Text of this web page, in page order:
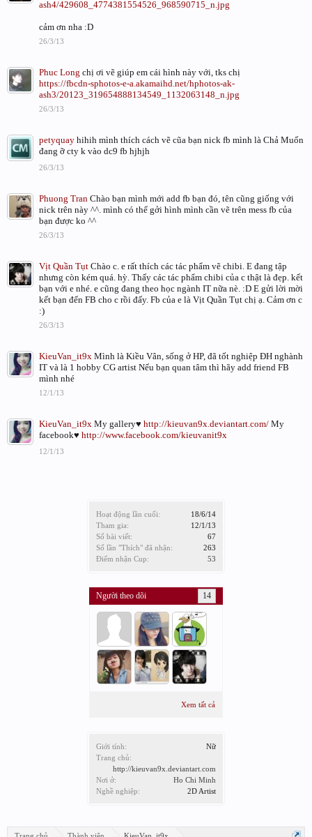
Hoạt động lần cuối:
18/6/14
Tham gia:
12/1/13
Số bài viết:
67
Số lần "Thích" đã nhận:
263
Điểm nhận Cup:
53
Người theo dõi 14
Xem tất cả
Giới tính:
Nữ
Trang chủ:
http://kieuvan9x.deviantart.com
Nơi ở:
Ho Chi Minh
Nghề nghiệp:
2D Artist
ash4/429608_4774381554526_968590715_n.jpg
cảm ơn nha :D
26/3/13
Phuc Long chị ơi vẽ giúp em cái hình này với, tks chị
https://fbcdn-sphotos-e-a.akamaihd.net/hphotos-ak-
ash3/20123_319654888134549_1132063148_n.jpg
26/3/13
petyquay hihih mình thích cách vẽ cũa bạn nick fb mình là Chả Muốn
đang ỡ cty k vào dc9 fb hjhjh
26/3/13
Phuong Tran Chào bạn mình mới add fb bạn đó, tên cũng giống với
nick trên này ^^. mình có thể gởi hình mình cần vẽ trên mess fb của
bạn được ko ^^
26/3/13
Vịt Quần Tụt Chào c. e rất thích các tác phẩm vẽ chibi. E đang tập
nhưng còn kém quá. hỳ. Thấy các tác phẩm chibi của c thật là đẹp. kết
bạn với e nhé. e cũng đang theo học ngành IT nữa nè. :D E gửi lời mời
kết bạn đến FB cho c rồi đấy. Fb của e là Vịt Quần Tụt chị ạ. Cảm ơn c
:)
26/3/13
KieuVan_it9x Mình là Kiều Vân, sống ở HP, đã tốt nghiệp ĐH nghành
IT và là 1 hobby CG artist Nếu bạn quan tâm thì hãy add friend FB
mình nhé
12/1/13
KieuVan_it9x My gallery♥ http://kieuvan9x.deviantart.com/ My
facebook♥ http://www.facebook.com/kieuvanit9x
12/1/13